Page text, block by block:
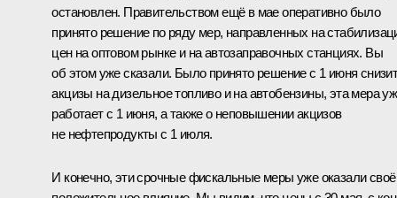
остановлен. Правительством ещё в мае оперативно было
принято решение по ряду мер, направленных на
цен на оптовом рынке и на автозаправочных станциях. Вы
об этом уже сказали. Было принято решение с 1 июня
акцизы на дизельное топливо и на автобензины, эта мера
работает с 1 июня, а также о неповышении акцизов
не нефтепродукты с 1 июля.
И конечно, эти срочные фискальные меры уже оказали своё